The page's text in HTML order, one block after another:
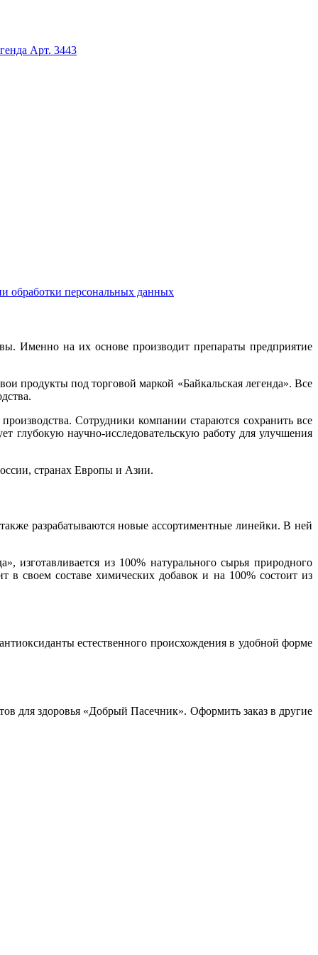
Арт. 3443
обработки персональных данных
Именно на их основе производит препараты предприятие
продукты под торговой маркой «Байкальская легенда». Все
Сотрудники компании стараются сохранить все
глубокую научно-исследовательскую работу для улучшения
странах Европы и Азии.
разрабатываются новые ассортиментные линейки. В ней
изготавливается из 100% натурального сырья природного
в своем составе химических добавок и на 100% состоит из
естественного происхождения в удобной форме
для здоровья «Добрый Пасечник». Оформить заказ в другие